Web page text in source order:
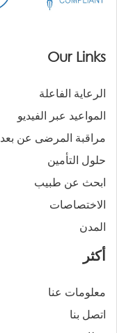
Our Links
الرعاية الفاعلة
المواعيد عبر الفيديو
مراقبة المرضى عن بعد
حلول التأمين
ابحث عن طبيب
الاختصاصات
المدن
أكثر
معلومات عنا
اتصل بنا